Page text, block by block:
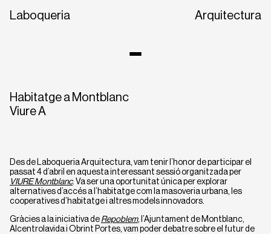
Laboqueria Arquitectura
CAENES
Habitatge a Montblanc
Viure A
Des de Laboqueria Arquitectura, vam tenir l’honor de participar el
passat 4 d’abril en aquesta interessant sessió organitzada per
VIURE Montblanc. Va ser una oportunitat única per explorar
alternatives d’accés a l’habitatge com la masoveria urbana, les
cooperatives d’habitatge i altres models innovadors.
Gràcies a la iniciativa de Repoblem, l’Ajuntament de Montblanc,
Alcentrolavida i Obrint Portes, vam poder debatre sobre el futur de